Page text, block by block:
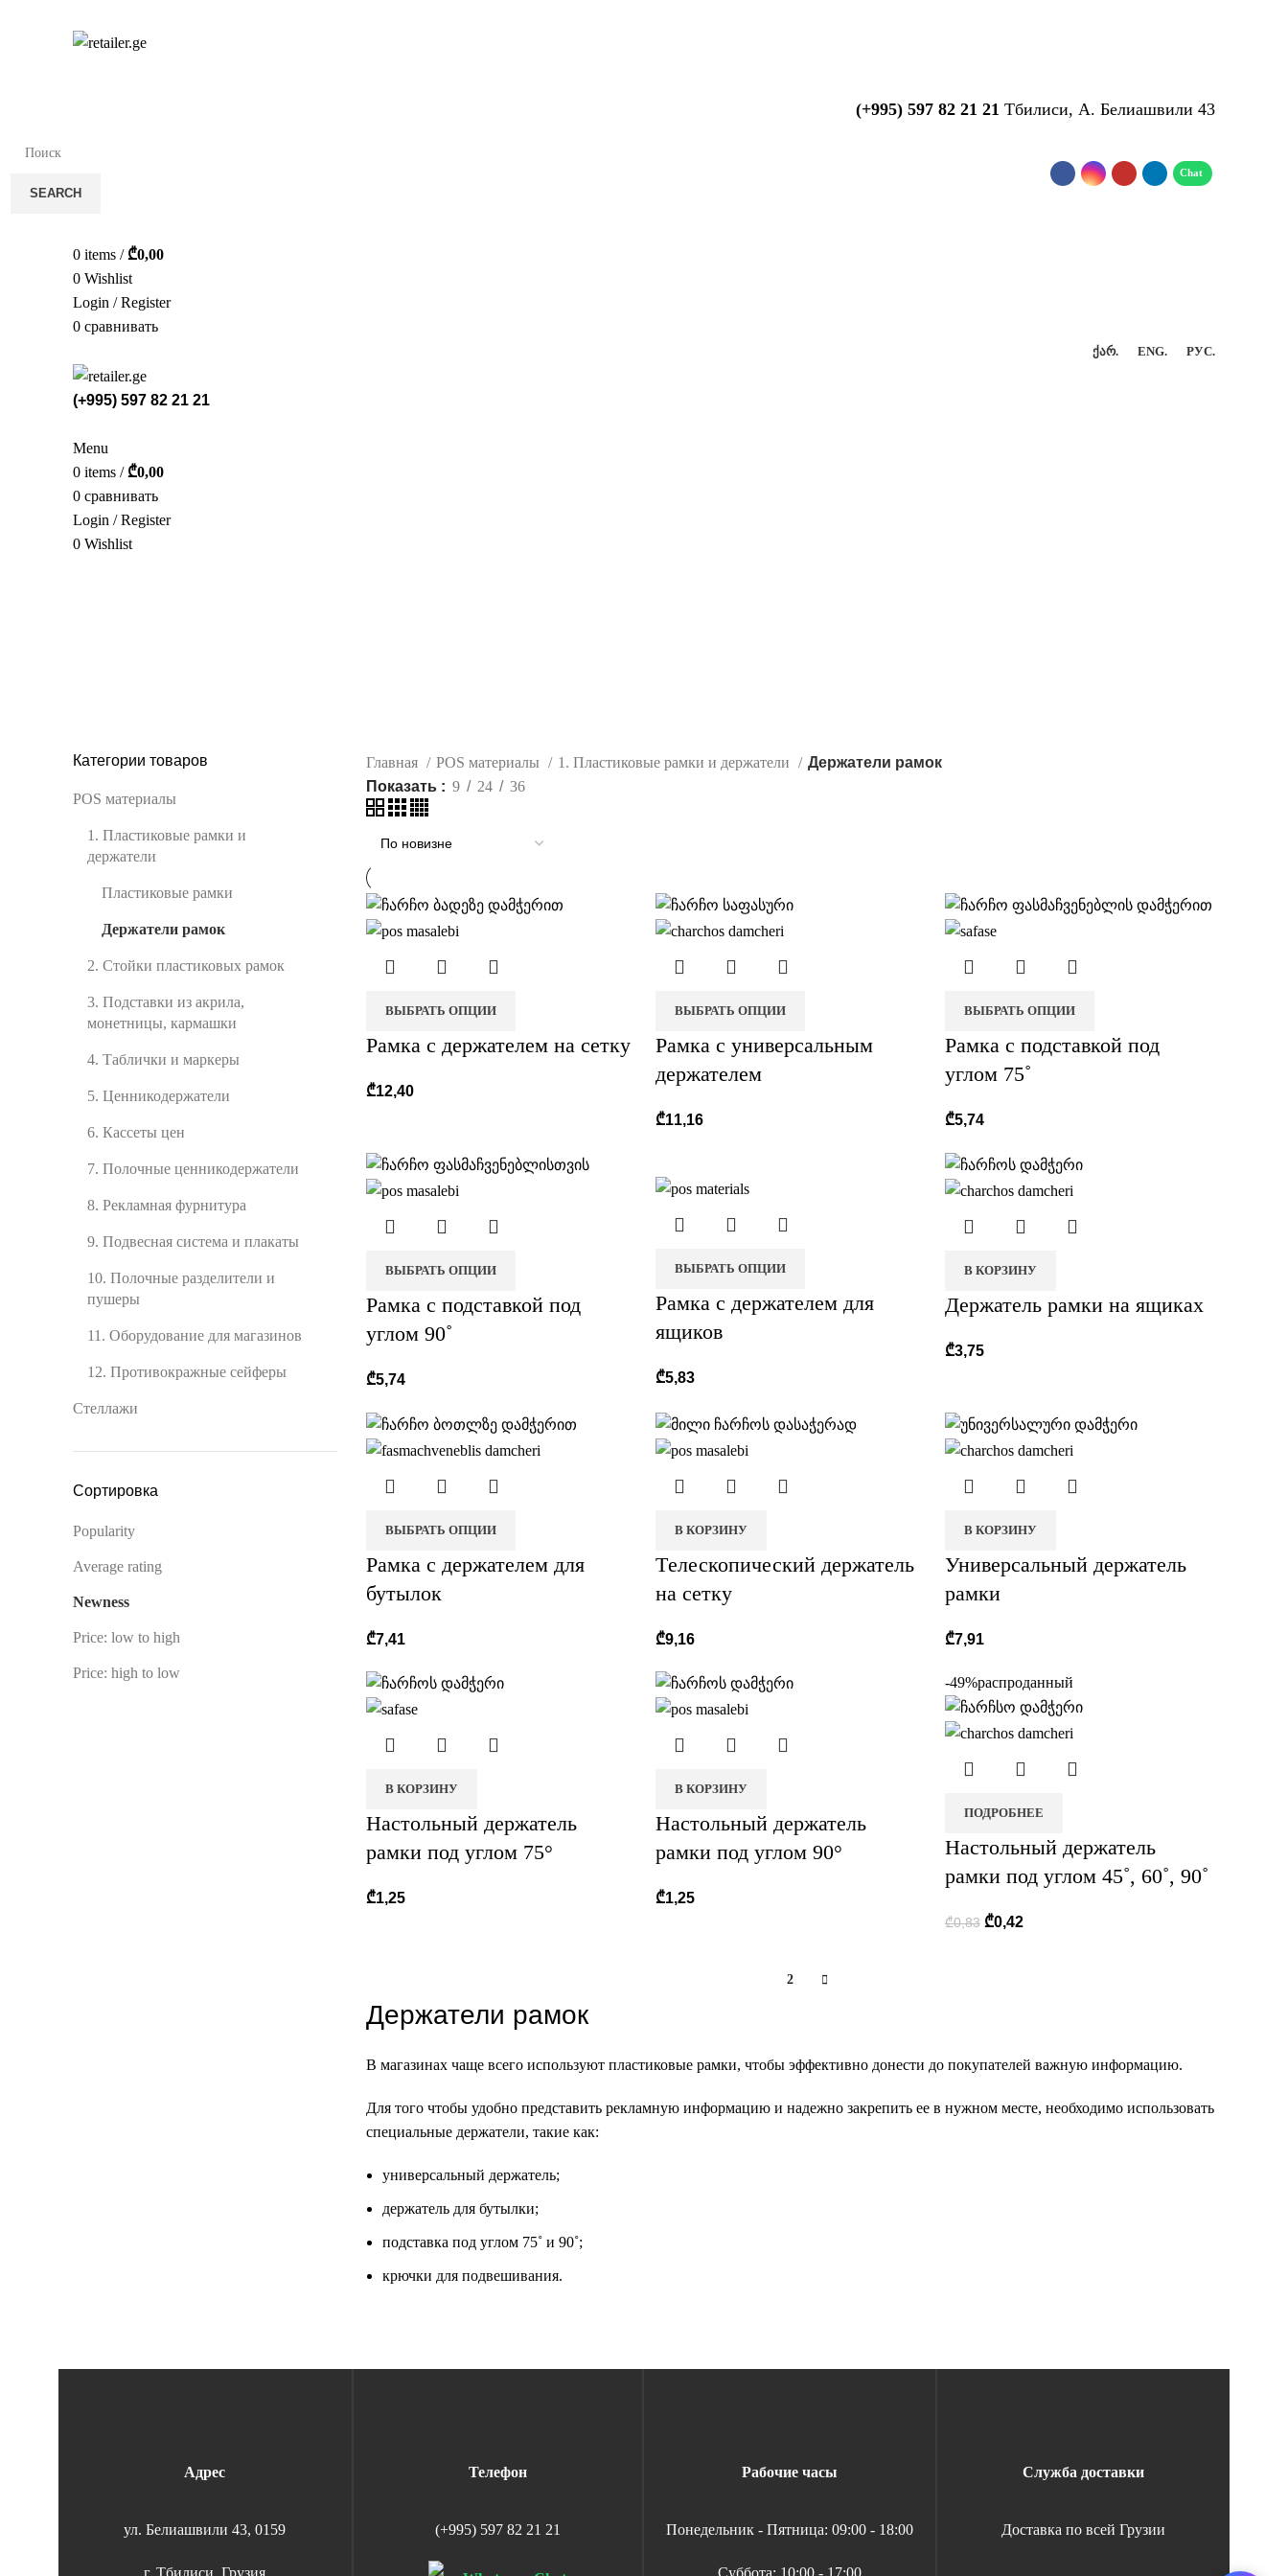
(+995) 597 82 21 21 Тбилиси, А. Белиашвили 43
SEARCH
0 items / ₾0,00
0 Wishlist
Login / Register
0 сравнивать
ᲥᲐᲠ. ENG. РУС.
(+995) 597 82 21 21
Menu
0 items / ₾0,00
0 сравнивать
Login / Register
0 Wishlist
Категории товаров
POS материалы
1. Пластиковые рамки и
держатели
Пластиковые рамки
Держатели рамок
2. Стойки пластиковых рамок
3. Подставки из акрила,
монетницы, кармашки
4. Таблички и маркеры
5. Ценникодержатели
6. Кассеты цен
7. Полочные ценникодержатели
8. Рекламная фурнитура
9. Подвесная система и плакаты
10. Полочные разделители и
пушеры
11. Оборудование для магазинов
12. Противокражные сейферы
Стеллажи
Сортировка
Popularity
Average rating
Newness
Price: low to high
Price: high to low
Главная POS материалы 1. Пластиковые рамки и держатели
Держатели рамок
Показать
9 24 36
ВЫБРАТЬ ОПЦИИ
Рамка с держателем на сетку
₾12,40
ВЫБРАТЬ ОПЦИИ
Рамка с универсальным
держателем
₾11,16
ВЫБРАТЬ ОПЦИИ
Рамка с подставкой под
углом 75˚
₾5,74
ВЫБРАТЬ ОПЦИИ
Рамка с подставкой под
углом 90˚
₾5,74
ВЫБРАТЬ ОПЦИИ
Рамка c держателем для
ящиков
₾5,83
В КОРЗИНУ
Держатель рамки на ящиках
₾3,75
ВЫБРАТЬ ОПЦИИ
Рамка с держателем для
бутылок
₾7,41
В КОРЗИНУ
Tелескопический держатель
на сетку
₾9,16
В КОРЗИНУ
Универсальный держатель
рамки
₾7,91
В КОРЗИНУ
Настольный держатель
рамки под углом 75°
₾1,25
В КОРЗИНУ
Настольный держатель
рамки под углом 90°
₾1,25
-49%распроданный
ПОДРОБНЕЕ
Настольный держатель
рамки под углом 45˚, 60˚, 90˚
₾0,83 ₾0,42
2
Держатели рамок
В магазинах чаще всего используют пластиковые рамки, чтобы эффективно донести до покупателей важную информацию.
Для того чтобы удобно представить рекламную информацию и надежно закрепить ее в нужном месте, необходимо использовать
специальные держатели, такие как:
универсальный держатель;
держатель для бутылки;
подставка под углом 75˚и 90˚;
крючки для подвешивания.
Адрес
ул. Белиашвили 43, 0159
Телефон
(+995) 597 82 21 21
Рабочие часы
Понедельник - Пятница: 09:00 - 18:00
Служба доставки
Доставка по всей Грузии